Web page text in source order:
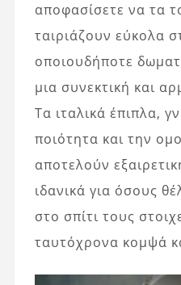
αποφασίσετε να τα
ταιριάζουν εύκολα
οποιουδήποτε
μια συνεκτική και
Τα ιταλικά έπιπλα,
ποιότητα και την
αποτελούν
ιδανικά για όσους
στο σπίτι τους
ταυτόχρονα κομψά